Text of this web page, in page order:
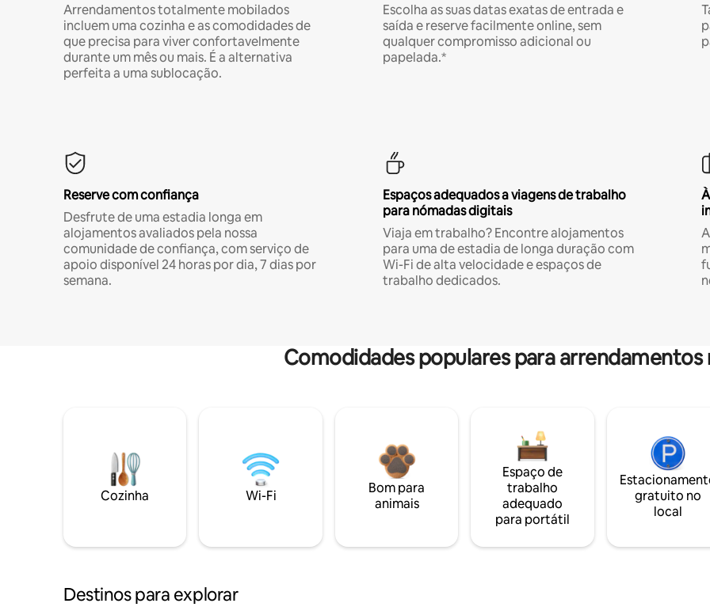
Arrendamentos totalmente mobilados
incluem uma cozinha e as comodidades de
que precisa para viver confortavelmente
durante um mês ou mais. É a alternativa
perfeita a uma sublocação.
Escolha as suas datas exatas de entrada e
saída e reserve facilmente online, sem
qualquer compromisso adicional ou
papelada.*
Reserve com confiança
Desfrute de uma estadia longa em
alojamentos avaliados pela nossa
comunidade de confiança, com serviço de
apoio disponível 24 horas por dia, 7 dias por
semana.
Espaços adequados a viagens de trabalho
para nómadas digitais
Viaja em trabalho? Encontre alojamentos
para uma de estadia de longa duração com
Wi-Fi de alta velocidade e espaços de
trabalho dedicados.
Comodidades populares para arrendamentos
Cozinha Wi-Fi
Bom para
animais
Espaço de
trabalho
adequado
para portátil
gratuito no
local
Destinos para explorar